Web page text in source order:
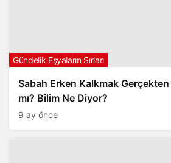
Sabah Erken Kalkmak Gerçekten
mı? Bilim Ne Diyor?
Gündelik Eşyaların Sırları
9 ay önce